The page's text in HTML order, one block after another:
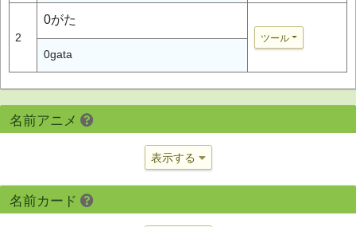
2
0がた
ツール
0gata
名前アニメ
表示する
名前カード